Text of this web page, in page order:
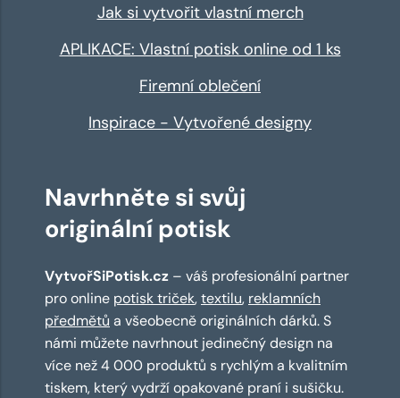
Jak si vytvořit vlastní merch
APLIKACE: Vlastní potisk online od 1 ks
Firemní oblečení
Inspirace - Vytvořené designy
Navrhněte si svůj
originální potisk
VytvořSiPotisk.cz – váš profesionální partner
pro online potisk triček,textilu, reklamních
předmětů a všeobecně originálních dárků. S
námi můžete navrhnout jedinečný design na
více než 4 000 produktů s rychlým a kvalitním
tiskem, který vydrží opakované praní i sušičku.